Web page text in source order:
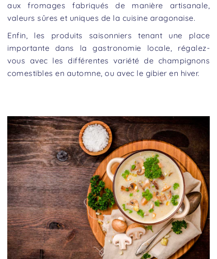
aux fromages fabriqués de manière artisanale,
valeurs sûres et uniques de la cuisine aragonaise.
Enfin, les produits saisonniers tenant une place
importante dans la gastronomie locale, régalez-
vous avec les différentes variété de champignons
comestibles en automne, ou avec le gibier en hiver.